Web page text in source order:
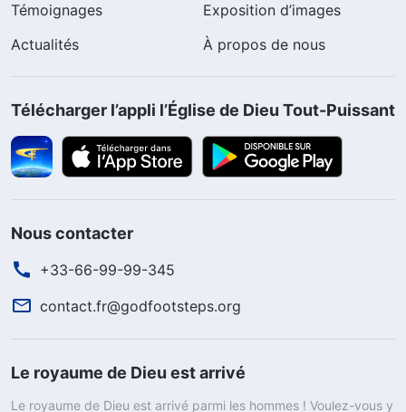
Témoignages
Exposition d’images
Actualités
À propos de nous
Télécharger l’appli l’Église de Dieu Tout-Puissant
Nous contacter
+33-66-99-99-345
contact.fr@godfootsteps.org
Le royaume de Dieu est arrivé
Le royaume de Dieu est arrivé parmi les hommes ! Voulez-vous y